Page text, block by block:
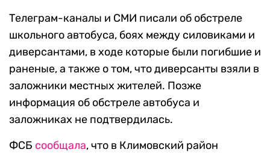
Телеграм-каналы и СМИ писали об обстреле
школьного автобуса, боях между силовиками и
диверсантами, в ходе которые были погибшие и
раненые, а также о том, что диверсанты взяли в
заложники местных жителей. Позже
информация об обстреле автобуса и
заложниках не подтвердилась.
ФСБ сообщала, что в Климовский район